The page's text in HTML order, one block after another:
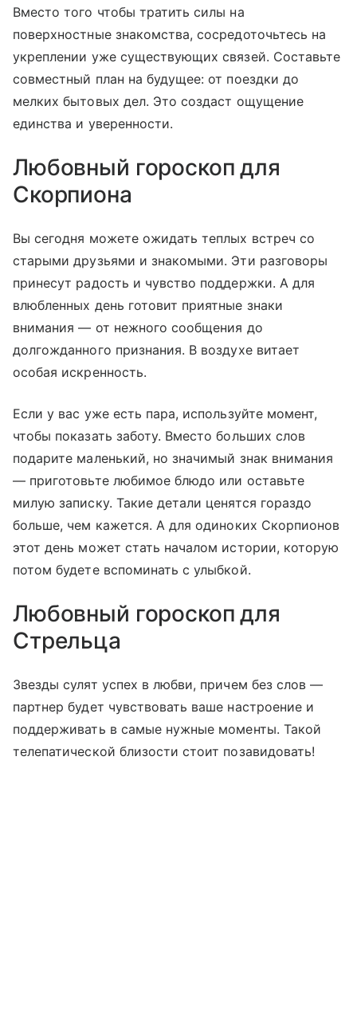
Вместо того чтобы тратить силы на
поверхностные знакомства, сосредоточьтесь на
укреплении уже существующих связей. Составьте
совместный план на будущее: от поездки до
мелких бытовых дел. Это создаст ощущение
единства и уверенности.
Любовный гороскоп для
Скорпиона
Вы сегодня можете ожидать теплых встреч со
старыми друзьями и знакомыми. Эти разговоры
принесут радость и чувство поддержки. А для
влюбленных день готовит приятные знаки
внимания — от нежного сообщения до
долгожданного признания. В воздухе витает
особая искренность.
Если у вас уже есть пара, используйте момент,
чтобы показать заботу. Вместо больших слов
подарите маленький, но значимый знак внимания
— приготовьте любимое блюдо или оставьте
милую записку. Такие детали ценятся гораздо
больше, чем кажется. А для одиноких Скорпионов
этот день может стать началом истории, которую
потом будете вспоминать с улыбкой.
Любовный гороскоп для
Стрельца
Звезды сулят успех в любви, причем без слов —
партнер будет чувствовать ваше настроение и
поддерживать в самые нужные моменты. Такой
телепатической близости стоит позавидовать!